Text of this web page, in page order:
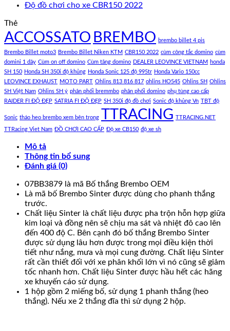
Độ đồ chơi cho xe CBR150 2022
Thẻ
ACCOSSATO BREMBO brembo billet 4 pis
Brembo Billet moto3 Brembo Billet Niken KTM CBR150 2022 cùm công tắc domino cùm
domini 1 dây Cùm on off domino Cùm tăng domino DEALER LEOVINCE VIETNAM honda
SH 150 Honda SH 350i độ khủng Honda Sonic 125 độ 995tr Honda Vario 150cc
LEOVINCE EXHAUST MOTO PART Ohlins 813 816 817 ohlins HO545 Ohlins SH Ohlins
SH Việt Nam Ohlins SH ý phân phối bremmbo phân phối domino phụ tùng cao cấp
RAIDER FI ĐỘ ĐẸP SATRIA FI ĐỘ ĐẸP SH 350i độ đồ chơi Sonic độ khủng Vn TBT độ
Sonic tháo heo brembo xem bên trong TTRACING TTRACING.NET
TTRacing Viet Nam ĐỒ CHƠI CAO CẤP Độ xe CB150 độ xe sh
Mô tả
Thông tin bổ sung
Đánh giá (0)
07BB3879 là mã Bố thắng Brembo OEM
Là mã bố Brembo Sinter được dùng cho phanh thắng
trước.
Chất liệu Sinter là chất liệu được pha trộn hỗn hợp giữa
kim loại và đồng nên sẽ chịu ma sát và nhiệt đô cao lên
đến 400 độ C. Bên cạnh đó bố thắng Brembo Sinter
được sử dụng lâu hơn được trong mọi điều kiện thời
tiết như nắng, mưa và mọi cung đường. Chất liệu Sinter
rất cần thiết đối với xe phân khối lớn vì nó cũng sẽ giảm
tốc nhanh hơn. Chất liệu Sinter được hầu hết các hãng
xe khuyến cáo sử dụng.
1 hộp gồm 2 miếng bố, sử dụng 1 phanh thắng (heo
thắng). Nếu xe 2 thắng đĩa thì sử dụng 2 hộp.